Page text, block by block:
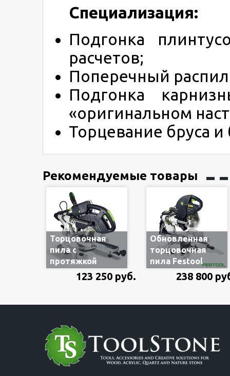
Специализация:
Подгонка
расчетов;
Поперечный
Подгонка
«оригинальном
Торцевание бруса
Рекомендуемые товары
Торцовочная
пила с
протяжкой
Festool Kapex KS
123 250 руб.
Обновленная
торцовочная
пила Festool
Kapex KS 120 REB
кВт, диск 260х30
238 800